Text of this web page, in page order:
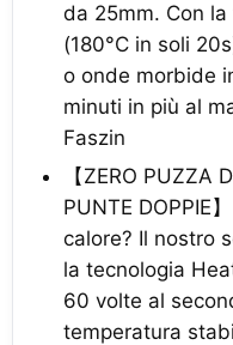
da 25mm. Con
(180°C in soli
o onde morbide
minuti in più al
Faszin
【ZERO PUZZA
PUNTE DOPPIE
calore? Il nostro
la tecnologia
60 volte al
temperatura